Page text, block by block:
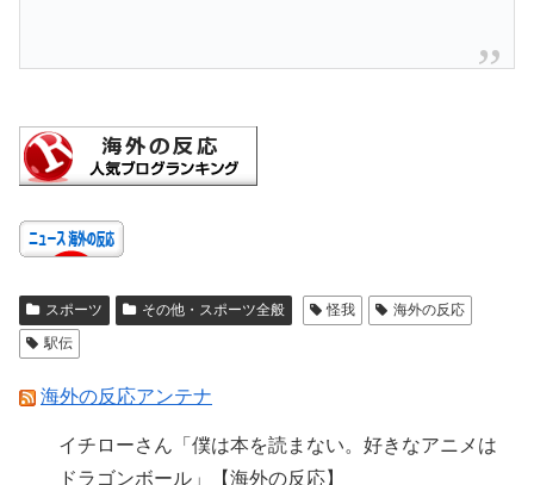
スポーツ その他・スポーツ全般 怪我
海外の反応
駅伝
海外の反応アンテナ
イチローさん「僕は本を読まない。好きなアニメは
ドラゴンボール」【海外の反応】